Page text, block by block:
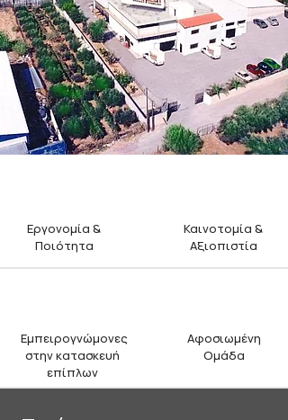
Εργονομία &
Ποιότητα
Καινοτομία &
Αξιοπιστία
Εμπειρογνώμονες
στην κατασκευή
επίπλων
Αφοσιωμένη
Ομάδα